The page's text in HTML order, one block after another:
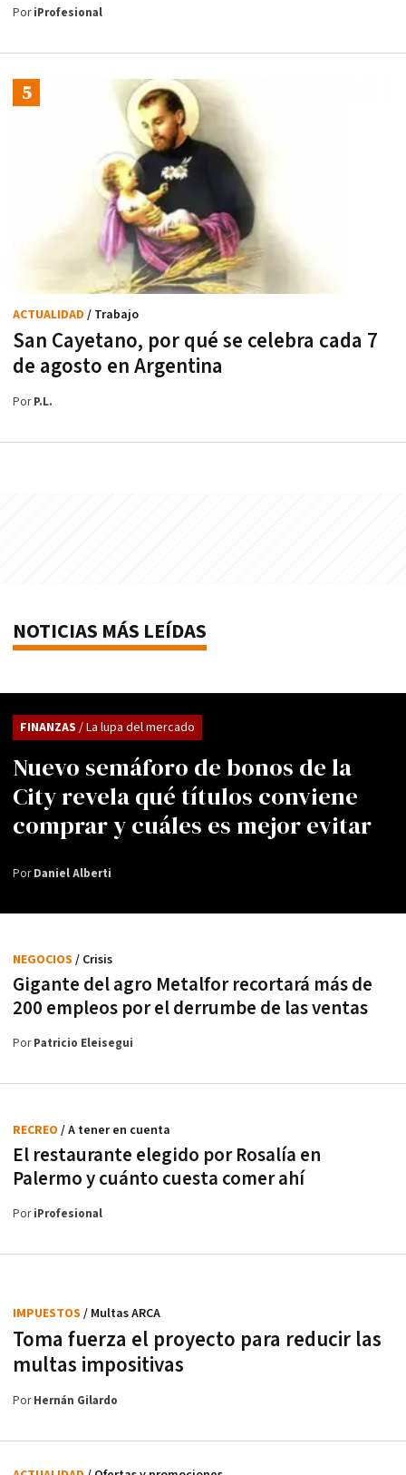
PoriProfesional
San Cayetano, por qué se celebra cada 7
de agosto en Argentina
ACTUALIDAD / Trabajo
PorP.L.
NOTICIAS MÁS LEÍDAS
Nuevo semáforo de bonos de la
City revela qué títulos conviene
comprar y cuáles es mejor evitar
FINANZAS / La lupa del mercado
PorDaniel Alberti
Gigante del agro Metalfor recortará más de
200 empleos por el derrumbe de las ventas
NEGOCIOS / Crisis
PorPatricio Eleisegui
El restaurante elegido por Rosalía en
Palermo y cuánto cuesta comer ahí
RECREO / A tener en cuenta
PoriProfesional
Toma fuerza el proyecto para reducir las
multas impositivas
IMPUESTOS / Multas ARCA
PorHernán Gilardo